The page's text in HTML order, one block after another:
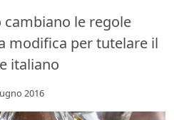
le regole
modifica per tutelare il
italiano
2016